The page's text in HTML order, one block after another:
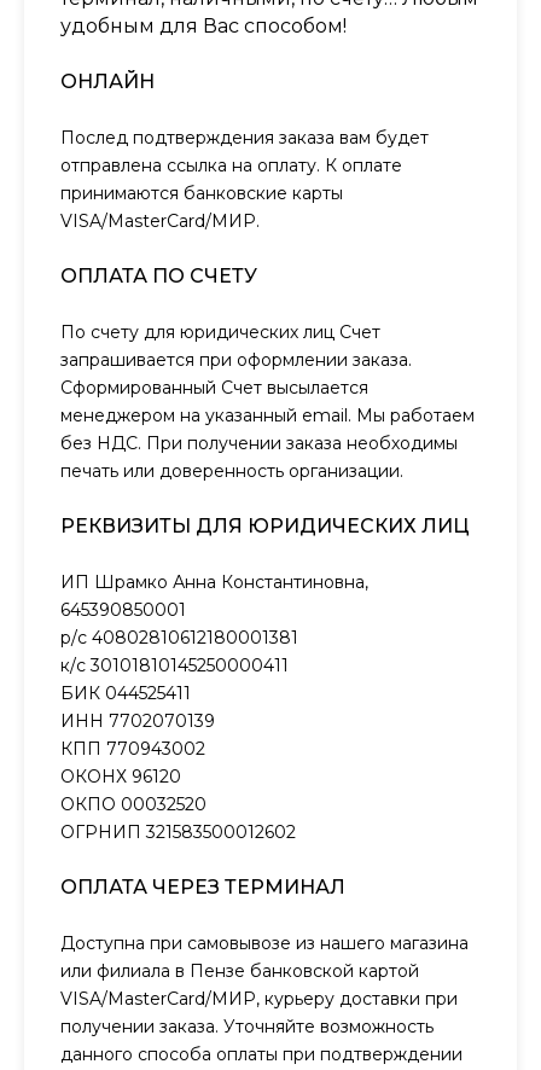
удобным для Вас способом!
ОНЛАЙН
Послед подтверждения заказа вам будет
отправлена ссылка на оплату. К оплате
принимаются банковские карты
VISA/MasterCard/МИР.
ОПЛАТА ПО СЧЕТУ
По счету для юридических лиц Счет
запрашивается при оформлении заказа.
Сформированный Счет высылается
менеджером на указанный email. Мы работаем
без НДС. При получении заказа необходимы
печать или доверенность организации.
РЕКВИЗИТЫ ДЛЯ ЮРИДИЧЕСКИХ ЛИЦ
ИП Шрамко Анна Константиновна,
645390850001
р/с 40802810612180001381
к/с 30101810145250000411
БИК 044525411
ИНН 7702070139
КПП 770943002
ОКОНХ 96120
ОКПО 00032520
ОГРНИП 321583500012602
ОПЛАТА ЧЕРЕЗ ТЕРМИНАЛ
Доступна при самовывозе из нашего магазина
или филиала в Пензе банковской картой
VISA/MasterCard/МИР, курьеру доставки при
получении заказа. Уточняйте возможность
данного способа оплаты при подтверждении